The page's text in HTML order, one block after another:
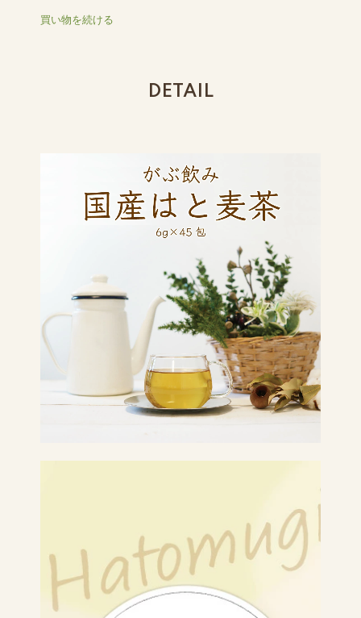
買い物を続ける
DETAIL